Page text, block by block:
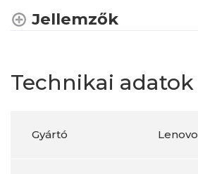
Jellemzők
Technikai adatok
Gyártó Lenovo